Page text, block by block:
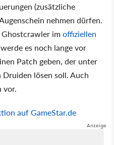
(zusätzliche
nehmen dürfen.
imoffiziellen
es noch lange vor
Patch geben, der unter
lösen soll. Auch
vor.
auf GameStar.de